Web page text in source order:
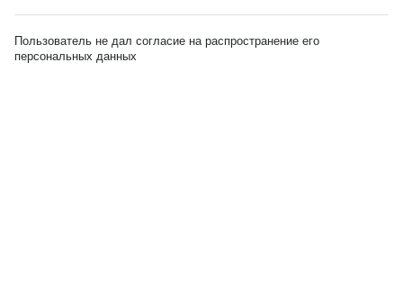
Пользователь не дал согласие на распространение его
персональных данных